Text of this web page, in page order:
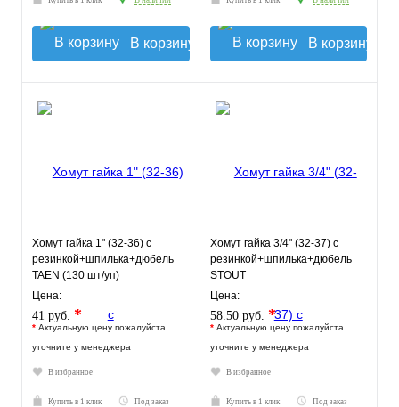
В корзину В корзину
Хомут гайка 1" (32-36) с
резинкой+шпилька+дюбель
TAEN (130 шт/уп)
Цена:
41 руб. *
* Актуальную цену пожалуйста
уточните у менеджера
В избранное
Купить в 1 клик Под заказ
Хомут гайка 3/4" (32-37) с
резинкой+шпилька+дюбель
STOUT
Цена:
58.50 руб. *
* Актуальную цену пожалуйста
уточните у менеджера
В избранное
Купить в 1 клик Под заказ